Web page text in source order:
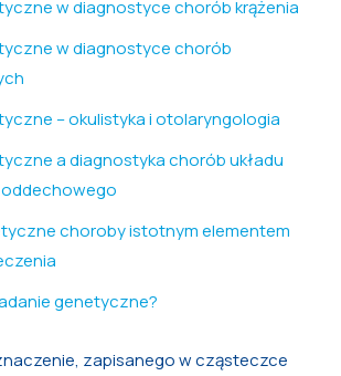
w diagnostyce chorób krążenia
w diagnostyce chorób
– okulistyka i otolaryngologia
a diagnostyka chorób układu
choroby istotnym elementem
genetyczne?
zapisanego w cząsteczce